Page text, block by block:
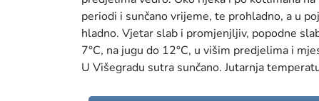
periodi i sunčano vrijeme, te prohladno, a u
hladno. Vjetar slab i promjenjljiv, popodne
7°C, na jugu do 12°C, u višim predjelima i
U Višegradu sutra sunčano. Jutarnja